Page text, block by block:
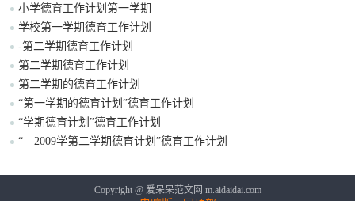
小学德育工作计划第一学期
学校第一学期德育工作计划
-第二学期德育工作计划
第二学期德育工作计划
第二学期的德育工作计划
“第一学期的德育计划”德育工作计划
“学期德育计划”德育工作计划
“—2009学第二学期德育计划”德育工作计划
Copyright @ 爱呆呆范文网 m.aidaidai.com